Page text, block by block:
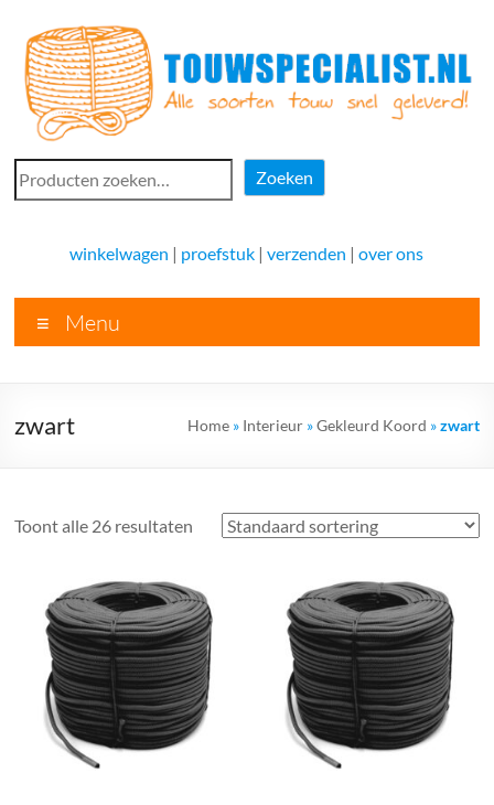
naar
inhoud
Touwspecialist.nl
voor
vele
soorten
goed
Zoeken
Zoeken
winkelwagen | proefstuk |verzenden |over ons
Menu
zwart Home» Interieur»Gekleurd Koord »zwart
Toont alle 26 resultaten